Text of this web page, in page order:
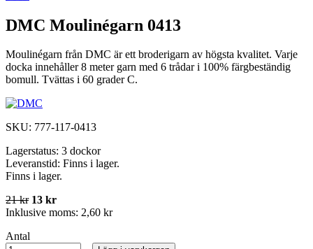
DMC Moulinégarn 0413
Moulinégarn från DMC är ett broderigarn av högsta kvalitet. Varje
docka innehåller 8 meter garn med 6 trådar i 100% färgbeständig
bomull. Tvättas i 60 grader C.
SKU: 777-117-0413
Lagerstatus: 3 dockor
Leveranstid: Finns i lager.
Finns i lager.
21 kr 13 kr
Inklusive moms: 2,60 kr
Antal